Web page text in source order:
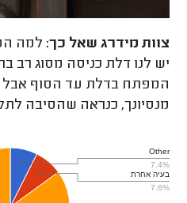
צוות מידרג שאל כך: למה
יש לנו דלת כניסה מסוג רב
המפתח בדלת עד הסוף אבל
מנסיונך, כנראה שהסיבה
Other
7.4%
בעיה אחרת
7.6%